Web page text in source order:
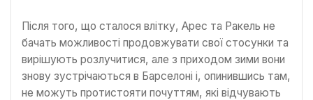
Після того, що сталося влітку, Арес та Ракель не
бачать можливості продовжувати свої стосунки та
вирішують розлучитися, але з приходом зими вони
знову зустрічаються в Барселоні і, опинившись там,
не можуть протистояти почуттям, які відчувають